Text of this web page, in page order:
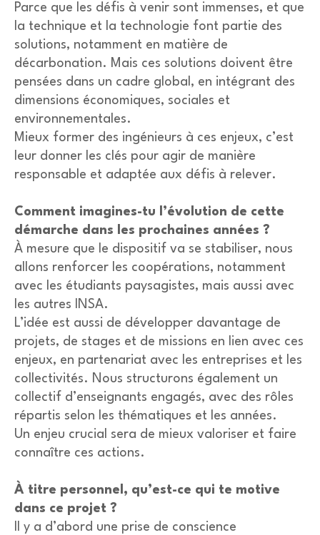
Parce que les défis à venir sont immenses, et que
la technique et la technologie font partie des
solutions, notamment en matière de
décarbonation. Mais ces solutions doivent être
pensées dans un cadre global, en intégrant des
dimensions économiques, sociales et
environnementales.
Mieux former des ingénieurs à ces enjeux, c’est
leur donner les clés pour agir de manière
responsable et adaptée aux défis à relever.
Comment imagines-tu l’évolution de cette
démarche dans les prochaines années ?
À mesure que le dispositif va se stabiliser, nous
allons renforcer les coopérations, notamment
avec les étudiants paysagistes, mais aussi avec
les autres INSA.
L’idée est aussi de développer davantage de
projets, de stages et de missions en lien avec ces
enjeux, en partenariat avec les entreprises et les
collectivités. Nous structurons également un
collectif d’enseignants engagés, avec des rôles
répartis selon les thématiques et les années.
Un enjeu crucial sera de mieux valoriser et faire
connaître ces actions.
À titre personnel, qu’est-ce qui te motive
dans ce projet ?
Il y a d’abord une prise de conscience